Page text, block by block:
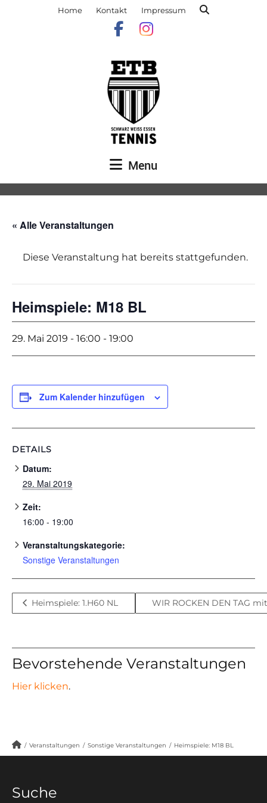
Home Kontakt Impressum
Menu
« Alle Veranstaltungen
Diese Veranstaltung hat bereits stattgefunden.
Heimspiele: M18 BL
29. Mai 2019 - 16:00 - 19:00
Zum Kalender hinzufügen
DETAILS
Datum:
29. Mai 2019
Zeit:
16:00 - 19:00
Veranstaltungskategorie:
Sonstige Veranstaltungen
Heimspiele: 1.H60 NL WIR ROCKEN DEN TAG
Bevorstehende Veranstaltungen
Hier klicken.
/ Veranstaltungen / Sonstige Veranstaltungen / Heimspiele: M18 BL
Suche